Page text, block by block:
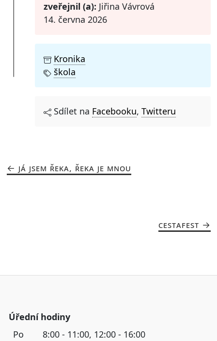
zveřejnil (a): Jiřina Vávrová
14. června 2026
Kronika
škola
Sdílet na Facebooku, Twitteru
JÁ JSEM ŘEKA, ŘEKA JE MNOU
CESTAFEST
Úřední hodiny
Po
8:00 - 11:00, 12:00 - 16:00